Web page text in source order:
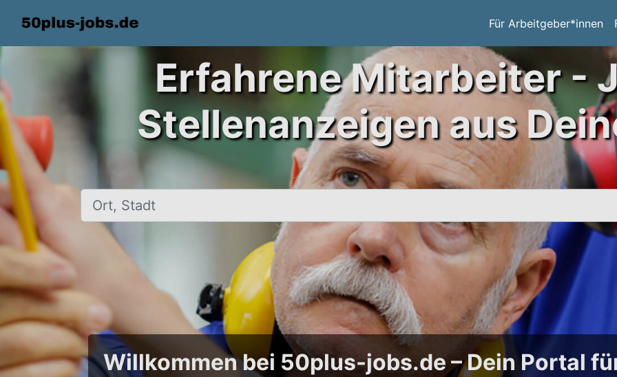
Für Arbeitgeber*innen
Erfahrene Mitarbeiter -
Stellenanzeigen aus
Ort, Stadt
Willkommen bei 50plus-jobs.de – Dein Portal